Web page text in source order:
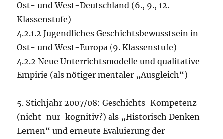
Ost- und West-Deutschland (6., 9., 12.
Klassenstufe)
4.2.1.2 Jugendliches Geschichtsbewusstsein in
Ost- und West-Europa (9. Klassenstufe)
4.2.2 Neue Unterrichtsmodelle und qualitative
Empirie (als nötiger mentaler „Ausgleich“)
5. Stichjahr 2007/08: Geschichts-Kompetenz
(nicht-nur-kognitiv?) als „Historisch Denken
Lernen“ und erneute Evaluierung der